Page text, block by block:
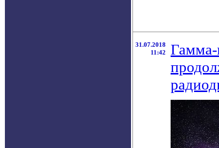
31.07.2018
11:42
Гамма-